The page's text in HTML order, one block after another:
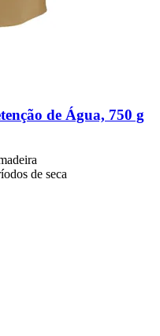
de Água, 750 g
de seca